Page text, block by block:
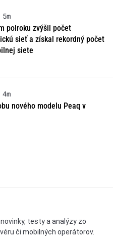
5m
polroku zvýšil počet
sieť a získal rekordný počet
siete
4m
nového modelu Peaq v
testy a analýzy zo
či mobilných operátorov.